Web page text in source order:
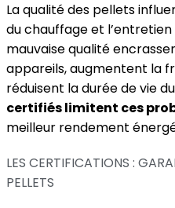
La qualité des pellets
du chauffage et
mauvaise qualité
appareils, augmentent la
réduisent la durée de vie
certifiés limitent ces
meilleur rendement
LES CERTIFICATIONS :
PELLETS